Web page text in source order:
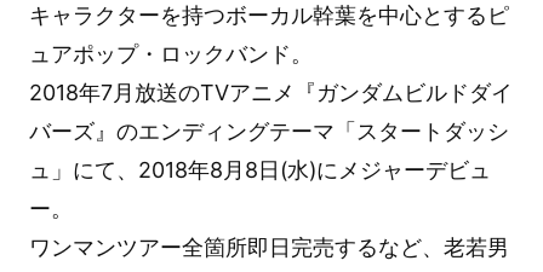
キャラクターを持つボーカル幹葉を中心とするピ
ュアポップ・ロックバンド。
2018年7月放送のTVアニメ『ガンダムビルドダイ
バーズ』のエンディングテーマ「スタートダッシ
ュ」にて、2018年8月8日(水)にメジャーデビュ
ー。
ワンマンツアー全箇所即日完売するなど、老若男